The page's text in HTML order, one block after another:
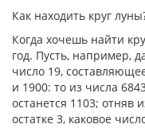
Как находить круг
Когда хочешь найти
год. Пусть, например,
число 19,
и 1900: то из числа
останется 1103; отняв
остатке 3, каковое